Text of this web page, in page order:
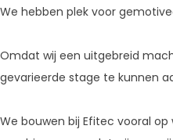
We hebben plek voor
Omdat wij een uitgebreid
gevarieerde stage te kunnen
We bouwen bij Efitec vooral